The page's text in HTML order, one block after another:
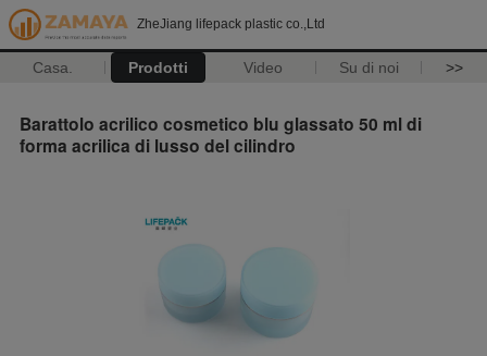
ZheJiang lifepack plastic co.,Ltd
Casa. Prodotti Video Su di noi >>
Barattolo acrilico cosmetico blu glassato 50 ml di
forma acrilica di lusso del cilindro